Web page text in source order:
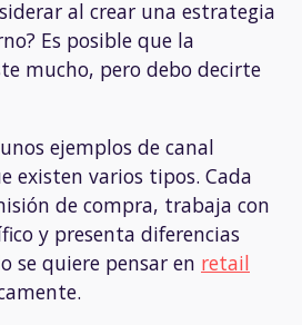
al crear una estrategia
Es posible que la
mucho, pero debo decirte
ejemplos de canal
existen varios tipos. Cada
de compra, trabaja con
y presenta diferencias
se quiere pensar en retail